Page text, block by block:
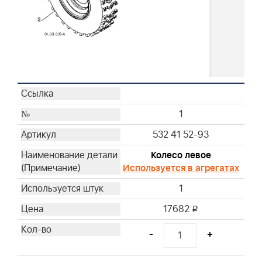
1
532 41 52-93
Колесо левое
Используется в агрегатах
1
17682 i
- +